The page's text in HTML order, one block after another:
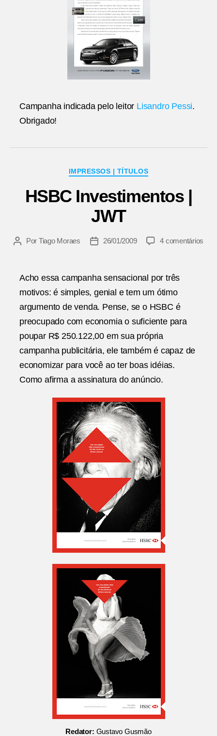
Campanha indicada pelo leitor Lisandro Pessi.
Obrigado!
Categorias
IMPRESSOS | TÍTULOS
HSBC Investimentos |
JWT
Autor
Por Tiago Moraes
Data26/01/2009 4 comentários
Acho essa campanha sensacional por três
motivos: é simples, genial e tem um ótimo
argumento de venda. Pense, se o HSBC é
preocupado com economia o suficiente para
poupar R$ 250.122,00 em sua própria
campanha publicitária, ele também é capaz de
economizar para você ao ter boas idéias.
Como afirma a assinatura do anúncio.
Redator: Gustavo Gusmão